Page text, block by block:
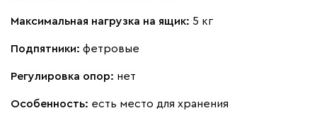
Максимальная нагрузка на ящик: 5 кг
Подпятники: фетровые
Регулировка опор: нет
Особенность: есть место для хранения